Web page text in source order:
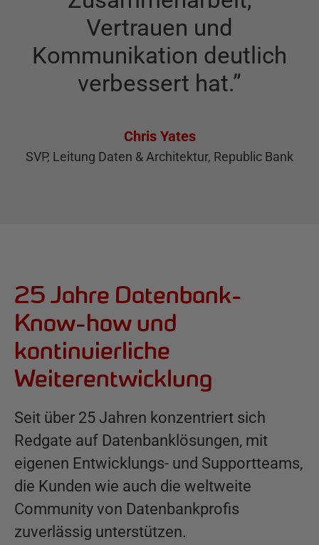
Vertrauen und
Kommunikation deutlich
verbessert hat.”
Chris Yates
SVP, Leitung Daten & Architektur, Republic Bank
25 Jahre Datenbank-
Know-how und
kontinuierliche
Weiterentwicklung
Seit über 25 Jahren konzentriert sich
Redgate auf Datenbanklösungen, mit
eigenen Entwicklungs- und Supportteams,
die Kunden wie auch die weltweite
Community von Datenbankprofis
zuverlässig unterstützen.